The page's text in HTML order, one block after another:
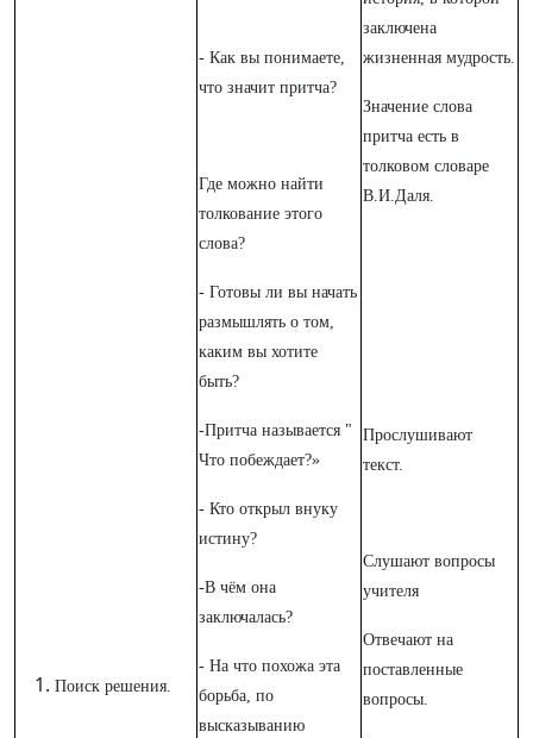
Поиск решения.
- Как вы понимаете,
что значит притча?
Где можно найти
толкование этого
слова?
- Готовы ли вы начать
размышлять о том,
каким вы хотите
быть?
-Притча называется "
Что побеждает?»
- Кто открыл внуку
истину?
-В чём она
заключалась?
- На что похожа эта
борьба, по
высказыванию
заключена
жизненная мудрость.
Значение слова
притча есть в
толковом словаре
В.И.Даля.
Прослушивают
текст.
Слушают вопросы
учителя
Отвечают на
поставленные
вопросы.